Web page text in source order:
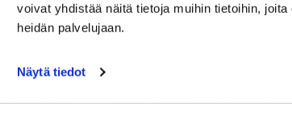
voivat yhdistää näitä tietoja muihin tietoihin,
heidän palvelujaan.
Näytä tiedot
Espoo
010 501 3100